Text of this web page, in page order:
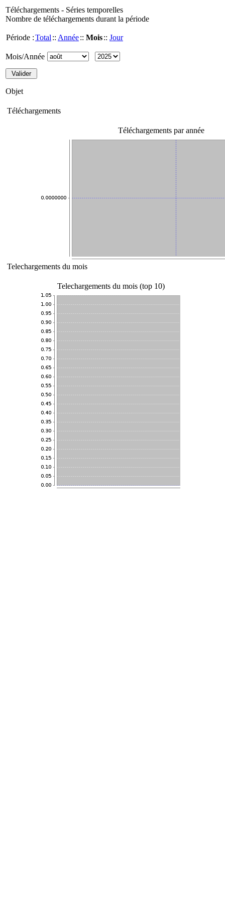
Téléchargements - Séries temporelles
Nombre de téléchargements durant la période
Période :Total :: Année:: Mois:: Jour
Mois/Année
Objet
Téléchargements
Téléchargements par année
Telechargements du mois
Telechargements du mois (top 10)